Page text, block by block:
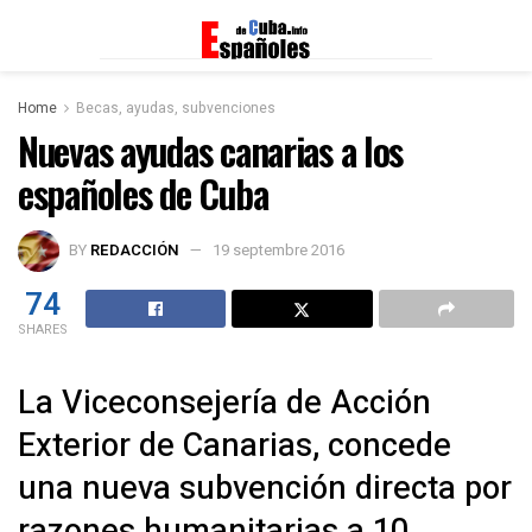
Home Becas, ayudas, subvenciones
Nuevas ayudas canarias a los
españoles de Cuba
BY REDACCIÓN 19 septembre 2016
74
SHARES
La Viceconsejería de Acción
Exterior de Canarias, concede
una nueva subvención directa por